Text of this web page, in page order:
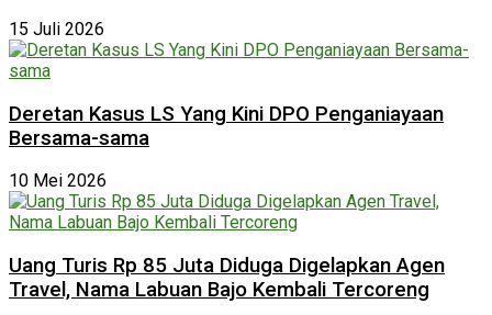
15 Juli 2026
Deretan Kasus LS Yang Kini DPO Penganiayaan
Bersama-sama
10 Mei 2026
Uang Turis Rp 85 Juta Diduga Digelapkan Agen
Travel, Nama Labuan Bajo Kembali Tercoreng